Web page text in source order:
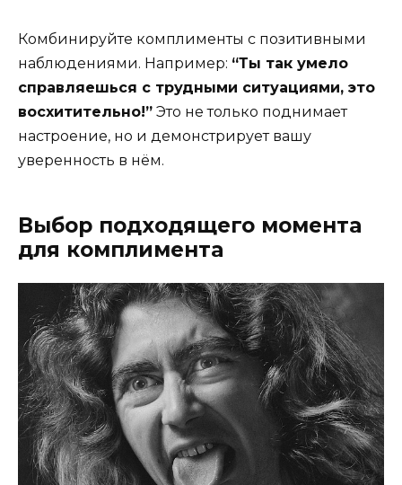
Комбинируйте комплименты с позитивными
наблюдениями. Например: “Ты так умело
справляешься с трудными ситуациями, это
восхитительно!” Это не только поднимает
настроение, но и демонстрирует вашу
уверенность в нём.
Выбор подходящего момента
для комплимента